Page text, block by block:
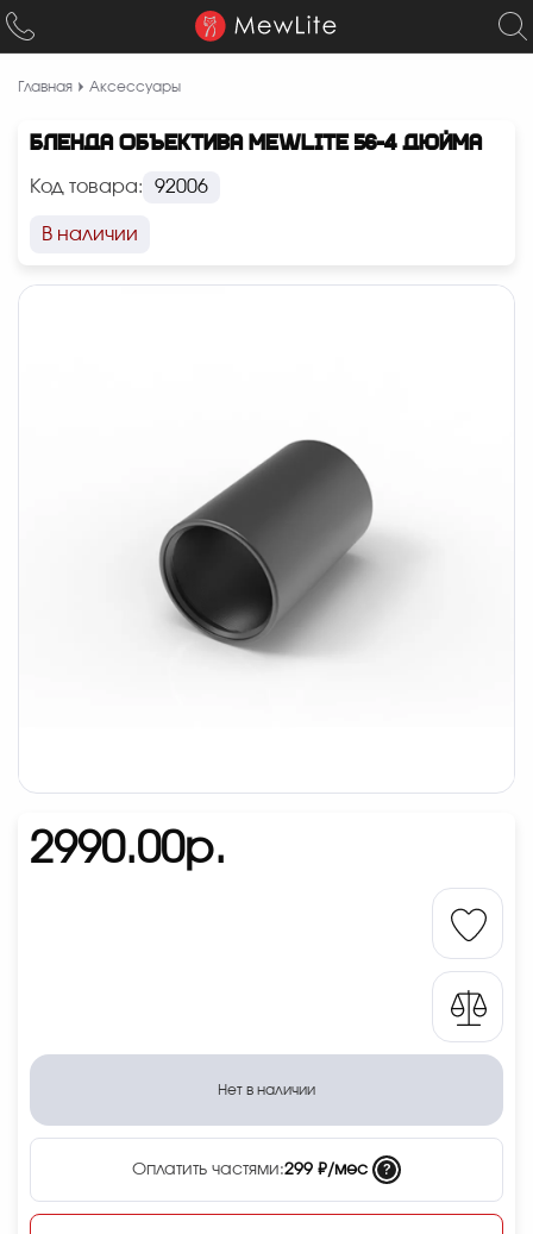
Главная Аксессуары
БЛЕНДА ОБЪЕКТИВА MEWLITE 56-4 ДЮЙМА
Код товара: 92006
В наличии
2990.00р.
Нет в наличии
Оплатить частями:299 ₽/мес ?